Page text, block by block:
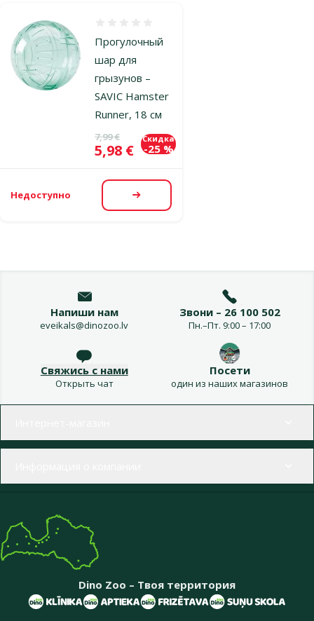
Прогулочный
шар для
грызунов –
SAVIC Hamster
Runner, 18 см
Исходная цена
7,99 €
Цена
5,98 €
Скидка
-25 %
Недоступно Посмотреть
Напиши нам
eveikals@dinozoo.lv
Звони – 26 100 502
Пн.–Пт. 9:00 – 17:00
Свяжись с нами
Открыть чат
Посети
один из наших магазинов
Dino Zoo – Твоя территория